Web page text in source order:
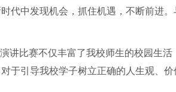
代中发现机会，抓住机遇，不断前进
讲比赛不仅丰富了我校师生的校园生
于引导我校学子树立正确的人生观、价